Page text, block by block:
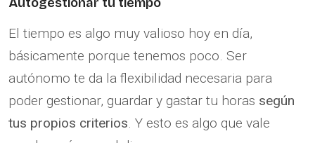
El tiempo es algo muy valioso hoy en día,
básicamente porque tenemos poco. Ser
autónomo te da la flexibilidad necesaria para
poder gestionar, guardar y gastar tu horas según
tus propios criterios . Y esto es algo que vale